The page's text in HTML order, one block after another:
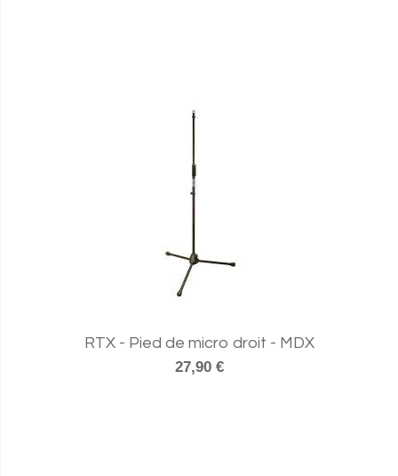
RTX - Pied de micro droit - MDX
27,90 €